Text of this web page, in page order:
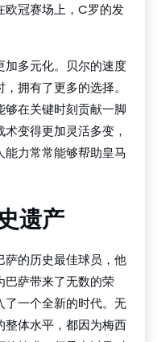
欧冠赛场上，C罗的发
加多元化。贝尔的速度
拥有了更多的选择。
够在关键时刻贡献一脚
变得更加灵活多变，
力常常能够帮助皇马
遗产
萨的历史最佳球员，他
巴萨带来了无数的荣
了一个全新的时代。无
整体水平，都因为梅西